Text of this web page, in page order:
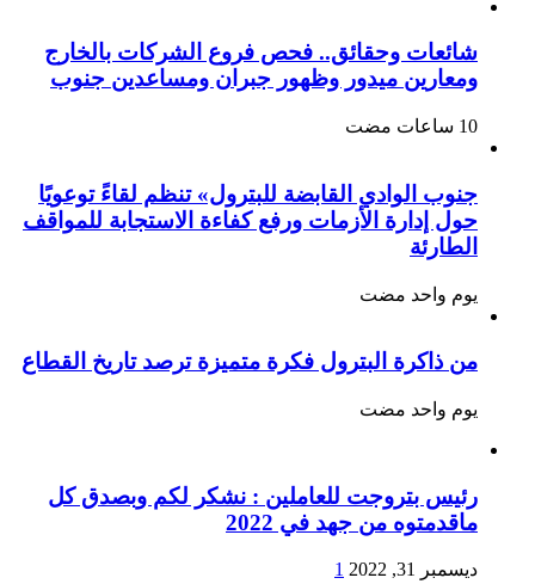
شائعات وحقائق.. فحص فروع الشركات بالخارج
ومعارين ميدور وظهور جبران ومساعدين جنوب
جنوب الوادي القابضة للبترول» تنظم لقاءً توعويًا
حول إدارة الأزمات ورفع كفاءة الاستجابة للمواقف
الطارئة
‏يوم واحد مضت
من ذاكرة البترول فكرة متميزة ترصد تاريخ القطاع
‏يوم واحد مضت
رئيس بتروجت للعاملين : نشكر لكم وبصدق كل
ماقدمتوه من جهد في 2022
ديسمبر 31, 2022 1